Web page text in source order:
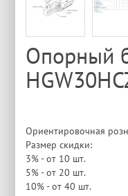
Опорный
Ориентировочная
Размер скидки:
3% - от 10 шт.
5% - от 20 шт.
10% - от 40 шт.